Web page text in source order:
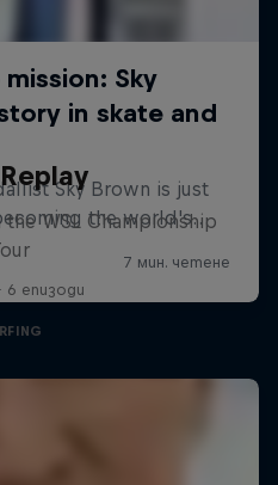
WSL Championship
6 епизоди